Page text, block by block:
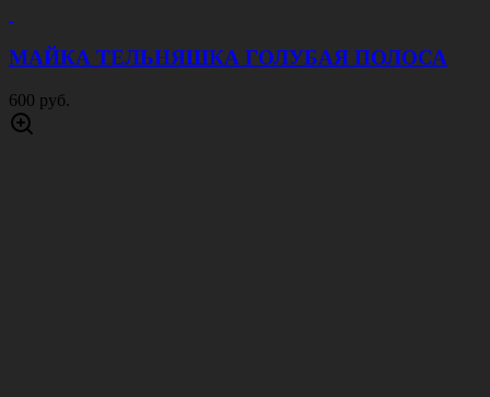
МАЙКА ТЕЛЬНЯШКА ГОЛУБАЯ ПОЛОСА
600 руб.